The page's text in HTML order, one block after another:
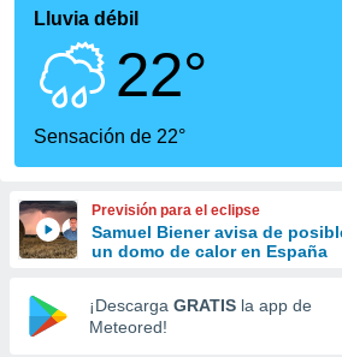
por
se
calidad.
a este
las
y
forma
digital
basada
Lluvia débil
22°
Sensación de 22°
Previsión para el eclipse
Samuel Biener avisa de
un domo de calor en España
¡Descarga GRATIS la app de
Meteored!